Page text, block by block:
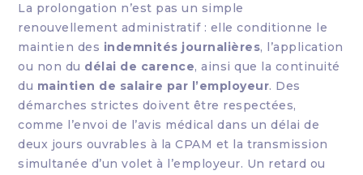
La prolongation n’est pas un simple
renouvellement administratif : elle conditionne le
maintien des indemnités journalières, l’application
ou non du délai de carence, ainsi que la continuité
du maintien de salaire par l’employeur. Des
démarches strictes doivent être respectées,
comme l’envoi de l’avis médical dans un délai de
deux jours ouvrables à la CPAM et la transmission
simultanée d’un volet à l’employeur. Un retard ou